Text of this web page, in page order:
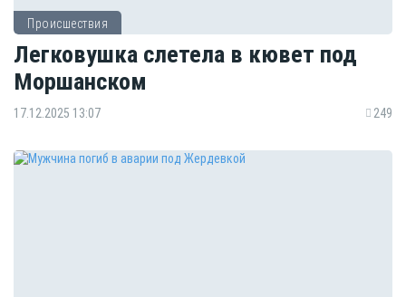
Происшествия
Легковушка слетела в кювет под
Моршанском
17.12.2025 13:07 249